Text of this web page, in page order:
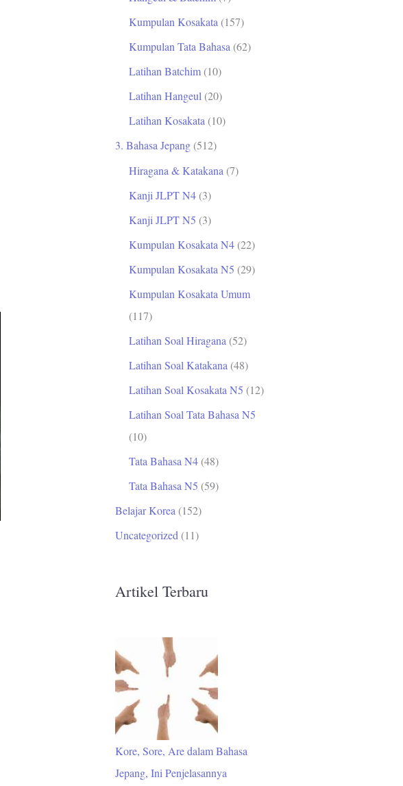
Kumpulan Kosakata (157)
Kumpulan Tata Bahasa (62)
Latihan Batchim (10)
Latihan Hangeul (20)
Latihan Kosakata (10)
3. Bahasa Jepang (512)
Hiragana & Katakana (7)
Kanji JLPT N4 (3)
Kanji JLPT N5 (3)
Kumpulan Kosakata N4 (22)
Kumpulan Kosakata N5 (29)
Kumpulan Kosakata Umum
(117)
Latihan Soal Hiragana (52)
Latihan Soal Katakana (48)
Latihan Soal Kosakata N5 (12)
Latihan Soal Tata Bahasa N5
(10)
Tata Bahasa N4 (48)
Tata Bahasa N5 (59)
Belajar Korea (152)
Uncategorized (11)
Artikel Terbaru
Kore, Sore, Are dalam Bahasa
Jepang, Ini Penjelasannya